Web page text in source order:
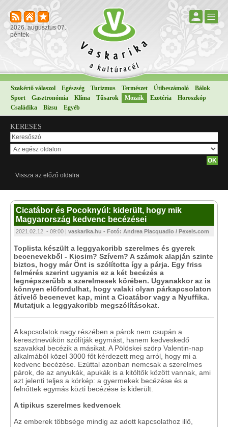
2026. augusztus 07.
péntek
Szakértő válaszol Egészség Turizmus Természet Útibeszámoló
Bálok
Sport
Gasztronómia Klíma Tűsarok Mozaik Ezotéria
Horoszkóp
Családika
Bizsu Egyéb
KERESÉS
Vissza az előző oldalra
Cicatábor és Pocoknyúl: kiderült, hogy mik
Magyarország kedvenc becézései
2021.02.12. - 09:00 | vaskarika.hu - Fotó: Andrea Piacquadio / Pexels.com
Toplista készült a leggyakoribb szerelmes és gyerek
becenevekből - Kicsim? Szívem? A számok alapján szinte
biztos, hogy már Önt is szólította így a párja. Egy friss
felmérés szerint ugyanis ez a két becézés a
legnépszerűbb a szerelmesek körében. Ugyanakkor az is
könnyen előfordulhat, hogy valaki olyan párkapcsolaton
átívelő becenevet kap, mint a Cicatábor vagy a Nyuffika.
Mutatjuk a leggyakoribb megszólításokat.
A kapcsolatok nagy részében a párok nem csupán a
keresztnevükön szólítják egymást, hanem kedveskedő
szavakkal becézik a másikat. A Pölöskei szörp Valentin-nap
alkalmából közel 3000 főt kérdezett meg arról, hogy mi a
kedvenc becézése. Ezúttal azonban nemcsak a szerelmes
párok, de az anyukák, apukák is a kitöltők között vannak, ami
azt jelenti teljes a körkép: a gyermekek becézése és a
felnőttek egymás közti becézése is kiderült.
A tipikus szerelmes kedvencek
Az emberek többsége mindig az adott kapcsolathoz illő,